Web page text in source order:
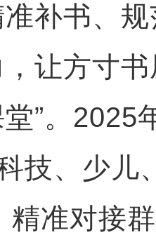
准补书、
，让方寸
”。2025
技、少儿
精准对接